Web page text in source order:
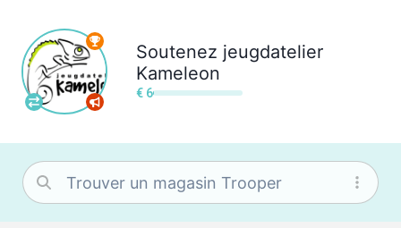
Soutenez jeugdatelier
Kameleon
€ 6